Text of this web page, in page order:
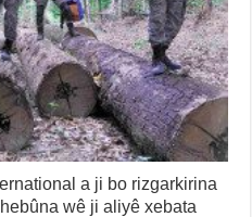
a ji bo rizgarkirina
wê ji aliyê xebata